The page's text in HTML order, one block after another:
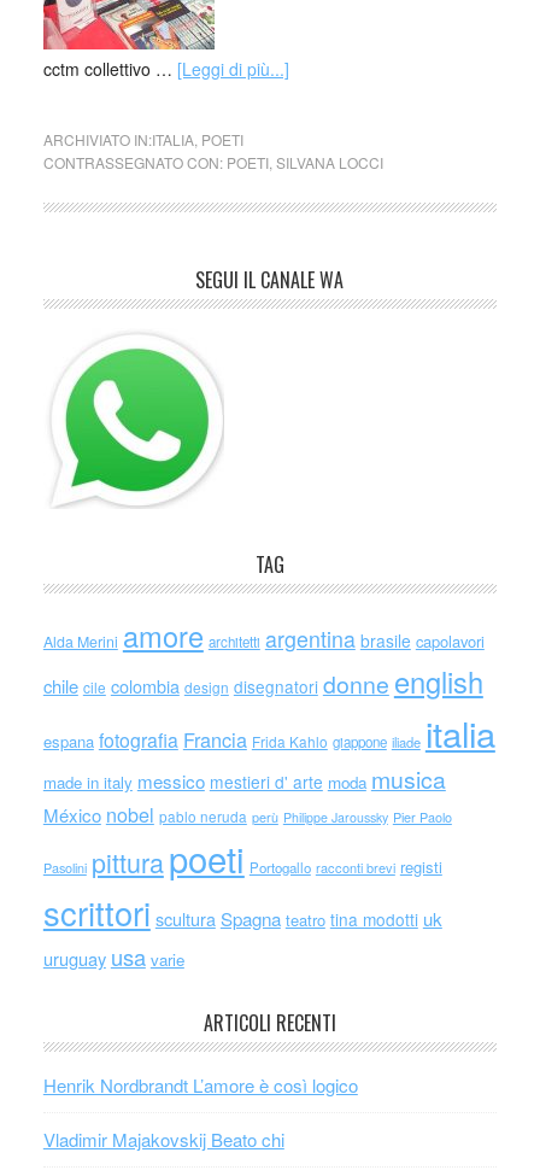
cctm collettivo … [Leggi di più...]
ARCHIVIATO IN:ITALIA, POETI
CONTRASSEGNATO CON: POETI, SILVANA LOCCI
SEGUI IL CANALE WA
TAG
Alda Merini amore architetti argentina brasile capolavori
chile cile colombia design disegnatori donne english
espana fotografia Francia Frida Kahlo giappone iliade italia
made in italy messico mestieri d' arte moda musica
México nobel pablo neruda perù Philippe Jaroussky Pier Paolo
Pasolini pitturapoeti Portogallo racconti brevi registi
scrittori scultura Spagna teatro tina modotti uk
uruguay usa varie
ARTICOLI RECENTI
Henrik Nordbrandt L’amore è così logico
Vladimir Majakovskij Beato chi